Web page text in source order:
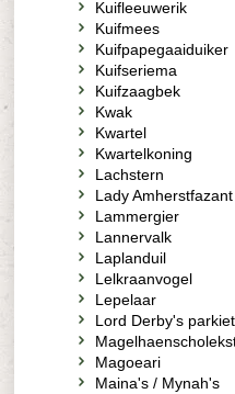
Kuifleeuwerik
Kuifmees
Kuifpapegaaiduiker
Kuifseriema
Kuifzaagbek
Kwak
Kwartel
Kwartelkoning
Lachstern
Lady Amherstfazant
Lammergier
Lannervalk
Laplanduil
Lelkraanvogel
Lepelaar
Lord Derby's parkiet
Magoeari
Maina's / Mynah's